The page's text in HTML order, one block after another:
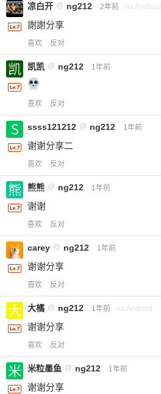
凉白开 @ ng212 2年前 via Android
謝謝分享
喜欢 反对
凯凯 @ ng212 1年前
喜欢 反对
ssss121212 @ ng212 1年前
谢谢分享二
喜欢 反对
熊熊 @ ng212 1年前
谢谢
喜欢 反对
carey @ ng212 1年前
谢谢分享
喜欢 反对
大橘 @ ng212 1年前 via Android
谢谢分享
喜欢 反对
米粒墨鱼 @ ng212 1年前
谢谢分享